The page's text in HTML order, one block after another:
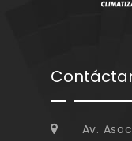
Av.